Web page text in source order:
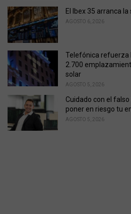
El Ibex 35 arranca
AGOSTO 6, 2026
Telefónica refuerza
2.700
solar
AGOSTO 5, 2026
Cuidado con el
poner en riesgo tu
AGOSTO 5, 2026